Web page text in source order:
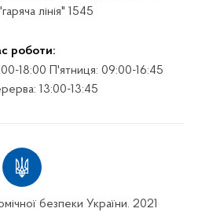
лінія" 1545
роботи:
18:00 П'ятниця: 09:00-16:45
13:00-13:45
безпеки України. 2021